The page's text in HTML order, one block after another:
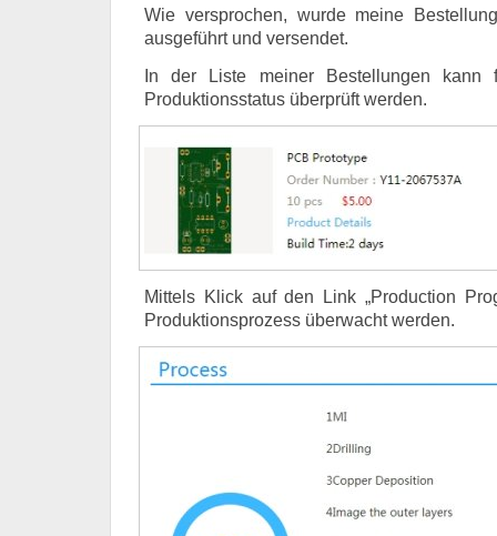
Wie versprochen, wurde meine
ausgeführt und versendet.
In der Liste meiner Bestellungen kann
Produktionsstatus überprüft werden.
Mittels Klick auf den Link „Production
Produktionsprozess überwacht werden.